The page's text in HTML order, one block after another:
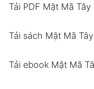
Tải PDF Mật Mã Tây
Tải sách Mật Mã
Tải ebook Mật Mã